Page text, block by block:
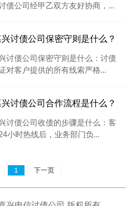
债公司经甲乙双方友好协商，...
讨债公司保密守则是什么？
讨债公司保密守则是什么：讨债
对客户提供的所有线索严格...
讨债公司合作流程是什么？
讨债公司收债的步骤是什么：客
小时热线后，业务部门负...
1 下一页